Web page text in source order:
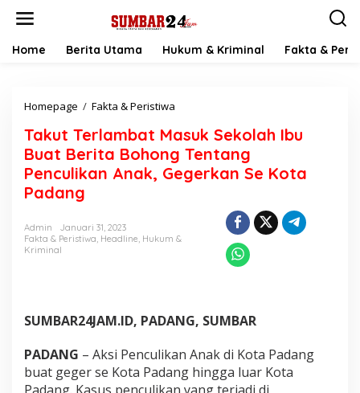
Home Berita Utama Hukum & Kriminal Fakta &
Homepage / Fakta & Peristiwa
k
u
t
T
a
a
u
k
S
Takut Terlambat Masuk Sekolah Ibu
Buat Berita Bohong Tentang
Penculikan Anak, Gegerkan Se Kota
Padang
Admin
Januari 31, 2023
Fakta & Peristiwa, Headline, Hukum &
Kriminal
SUMBAR24JAM.ID, PADANG, SUMBAR
PADANG – Aksi Penculikan Anak di Kota Padang
buat geger se Kota Padang hingga luar Kota